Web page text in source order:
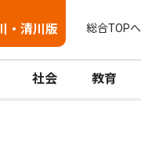
・清川版 総合TOPへ
社会 教育